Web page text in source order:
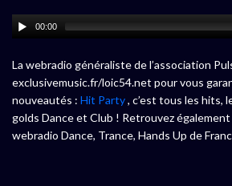
00:00
La webradio généraliste de l’association
exclusivemusic.fr/loic54.net pour vous
nouveautés : Hit Party, c’est tous les hits,
golds Dance et Club ! Retrouvez également
webradio Dance, Trance, Hands Up de